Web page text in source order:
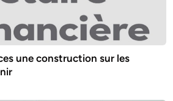
une construction sur les